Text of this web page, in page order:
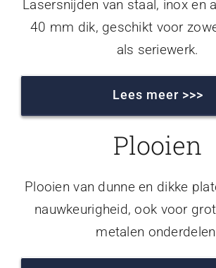
Lasersnijden van staal, inox en
40 mm dik, geschikt voor
als seriewerk.
Lees meer >>>
Plooien
Plooien van dunne en dikke
nauwkeurigheid, ook voor
metalen